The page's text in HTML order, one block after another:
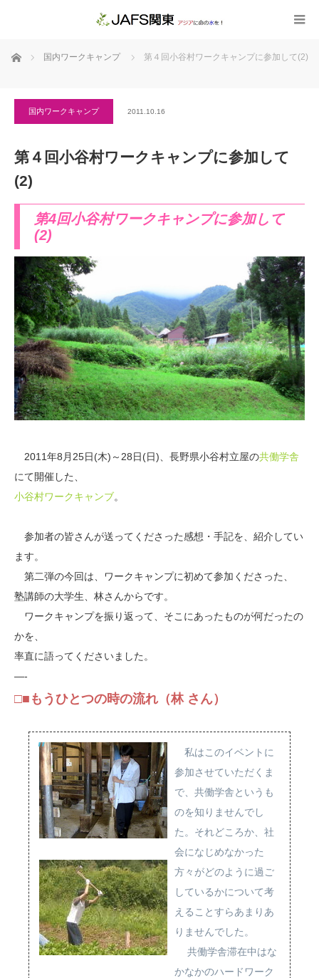
ホーム 国内ワークキャンプ 第４回小谷村ワークキャンプに参加して(2)
国内ワークキャンプ 2011.10.16
第４回小谷村ワークキャンプに参加して
(2)
第4回小谷村ワークキャンプに参加して
(2)
2011年8月25日(木)～28日(日)、長野県小谷村立屋の共働学舎
にて開催した、
小谷村ワークキャンブ。
参加者の皆さんが送ってくださった感想・手記を、紹介してい
ます。
第二弾の今回は、ワークキャンプに初めて参加くださった、
塾講師の大学生、林さんからです。
ワークキャンプを振り返って、そこにあったものが何だったの
かを、
率直に語ってくださいました。
—-
□■もうひとつの時の流れ（林 さん）
私はこのイベントに
参加させていただくま
で、共働学舎というも
のを知りませんでし
た。それどころか、社
会になじめなかった
方々がどのように過ご
しているかについて考
えることすらあまりあ
りませんでした。
共働学舎滞在中はな
かなかのハードワーク